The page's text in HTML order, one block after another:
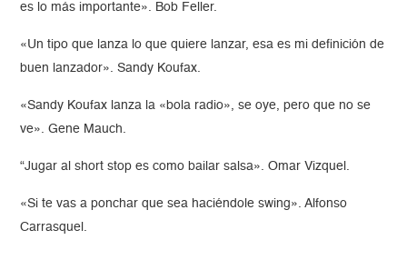
es lo más importante». Bob Feller.
«Un tipo que lanza lo que quiere lanzar, esa es mi definición de
buen lanzador». Sandy Koufax.
«Sandy Koufax lanza la «bola radio», se oye, pero que no se
ve». Gene Mauch.
“Jugar al short stop es como bailar salsa». Omar Vizquel.
«Si te vas a ponchar que sea haciéndole swing». Alfonso
Carrasquel.